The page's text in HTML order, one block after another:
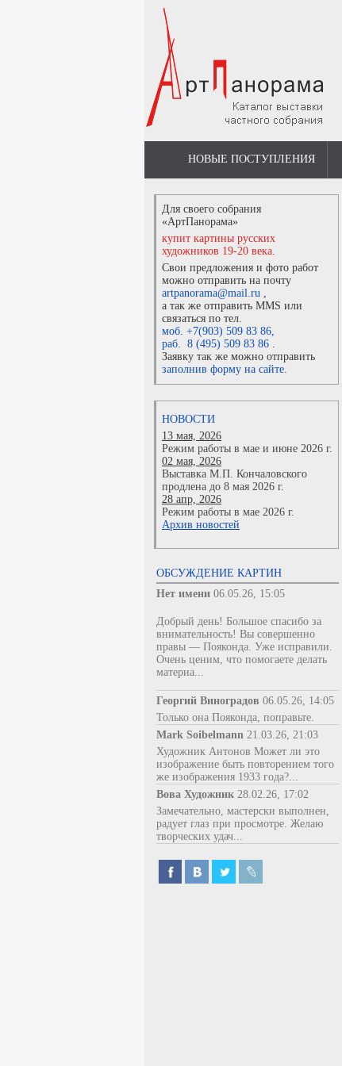
НОВЫЕ ПОСТУПЛЕНИЯ
Для своего собрания
«АртПанорама»
купит картины русских
художников 19-20 века.
Свои предложения и фото работ
можно отправить на почту
artpanorama@mail.ru ,
а так же отправить MMS или
связаться по тел.
моб. +7(903) 509 83 86,
раб. 8 (495) 509 83 86 .
Заявку так же можно отправить
заполнив форму на сайте.
НОВОСТИ
13 мая, 2026
Режим работы в мае и июне 2026 г.
02 мая, 2026
Выставка М.П. Кончаловского
продлена до 8 мая 2026 г.
28 апр, 2026
Режим работы в мае 2026 г.
Архив новостей
ОБСУЖДЕНИЕ КАРТИН
Нет имени 06.05.26, 15:05
Добрый день! Большое спасибо за
внимательность! Вы совершенно
правы — Пояконда. Уже исправили.
Очень ценим, что помогаете делать
материа...
Георгий Виноградов 06.05.26, 14:05
Только она Пояконда, поправьте.
Mark Soibelmann 21.03.26, 21:03
Художник Антонов Может ли это
изображение быть повторением того
же изображения 1933 года?...
Вова Художник 28.02.26, 17:02
Замечательно, мастерски выполнен,
радует глаз при просмотре. Желаю
творческих удач...